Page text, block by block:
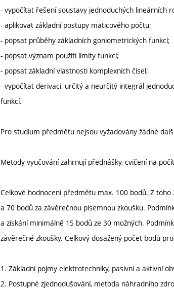
- vypočítat řešení soustavy jednoduchých lineárních
- aplikovat základní postupy maticového počtu;
- popsat průběhy základních goniometrických funkcí;
- popsat význam použití limity funkcí;
- popsat základní vlastnosti komplexních čísel;
- vypočítat derivaci, určitý a neurčitý integrál
funkcí.
Pro studium předmětu nejsou vyžadovány žádné
Metody vyučování zahrnují přednášky, cvičení na
Celkové hodnocení předmětu max. 100 bodů. Z
a 70 bodů za závěrečnou písemnou zkoušku.
a získání minimálně 15 bodů ze 30 možných.
závěrečné zkoušky. Celkový dosažený počet bodů
1. Základní pojmy elektrotechniky, pasivní a aktivní
2. Postupné zjednodušování, metoda náhradního